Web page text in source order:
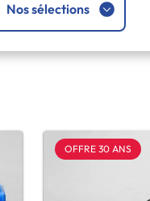
Nos sélections
OFFRE 30 ANS